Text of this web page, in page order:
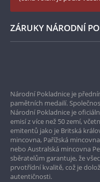
Instagram Národní
ZÁRUKY NÁRODNÍ
Garance nejvyšší kvality
Pouze originální
Národní Pokladnice je
pamětních medailí.
Národní Pokladnice je
emisí z více než 50 zemí,
emitentů jako je Britská
mincovna, Pařížská
nebo Australská mincovna
sběratelům garantuje, že
prvotřídní kvalitě, což je
autentičnosti.